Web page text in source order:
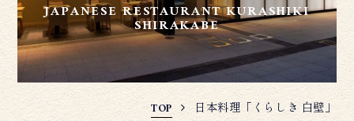
JAPANESE RESTAURANT KURASHIKI
SHIRAKABE
TOP 日本料理「くらしき 白壁」